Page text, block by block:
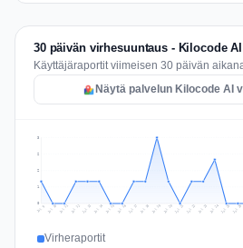
30 päivän virhesuuntaus - Kilocode AI
Käyttäjäraportit viimeisen 30 päivän
Näytä palvelun Kilocode AI
1
2
2
3
Jul 9 Jul 10 Jul 11 Jul 12 Jul 13 Jul 14 Jul 15 Jul 16 Jul 17 Jul 18 Jul 19 Jul 20 Jul 21 Jul 22 Jul 23 Jul 24 Jul 25 Jul 26
Virheraportit